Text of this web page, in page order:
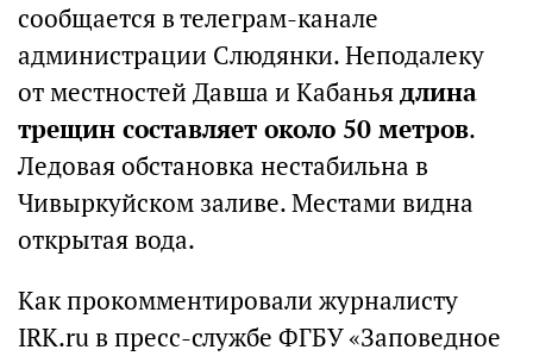
сообщается в телеграм-канале
администрации Слюдянки. Неподалеку
от местностей Давша и Кабаньядлина
трещин составляет около 50 метров.
Ледовая обстановка нестабильна в
Чивыркуйском заливе. Местами видна
открытая вода.
Как прокомментировали журналисту
IRK.ru в пресс-службе ФГБУ «Заповедное